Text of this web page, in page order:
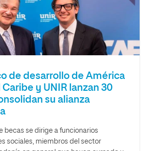
de desarrollo de América
Caribe y UNIR lanzan 30
su alianza
becas se dirige a funcionarios
sociales, miembros del sector